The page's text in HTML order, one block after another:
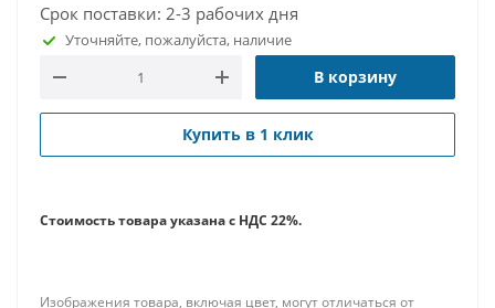
Срок поставки: 2-3 рабочих дня
Уточняйте, пожалуйста, наличие
В корзину
Купить в 1 клик
Стоимость товара указана с НДС 22%.
Изображения товара, включая цвет, могут отличаться от